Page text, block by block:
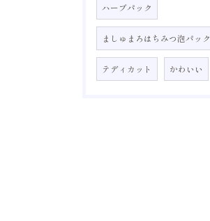
ハーブパック
ましゅまろはちみつ泡パック
テディカット かわいい